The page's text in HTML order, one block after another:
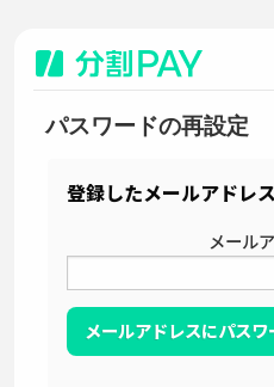
パスワードの再設定
登録したメールアドレ
メール